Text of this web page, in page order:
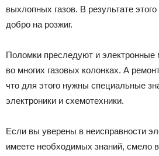
выхлопных газов. В результате
добро на розжиг.
Поломки преследуют и электронные
во многих газовых колонках. А
что для этого нужны специальные
электроники и схемотехники.
Если вы уверены в неисправности
имеете необходимых знаний, смело